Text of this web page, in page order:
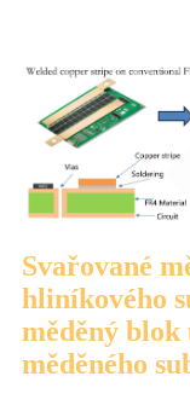
Svařované
hliníkového
měděný
měděného